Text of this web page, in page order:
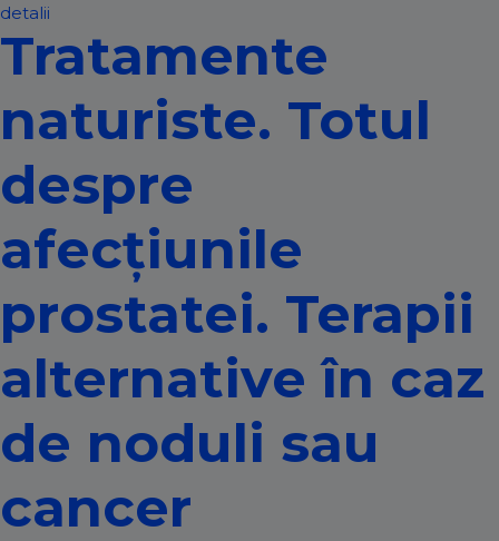
detalii
Tratamente
naturiste. Totul
despre
afecțiunile
prostatei. Terapii
alternative în caz
de noduli sau
cancer